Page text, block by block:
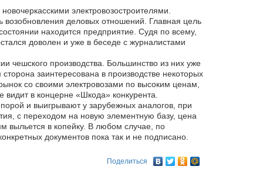
электровозостроителями.
возобновления деловых отношений. Главная цель
находится предприятие. Судя по всему,
доволен и уже в беседе с журналистами
чешского производства. Большинство из них уже
заинтересована в производстве некоторых
со своими электровозами по высоким ценам,
в концерне «Шкода» конкурента.
и выигрывают у зарубежных аналогов, при
с переходом на новую элементную базу, цена
выльется в копейку. В любом случае, по
документов пока так и не подписано.
Поделиться